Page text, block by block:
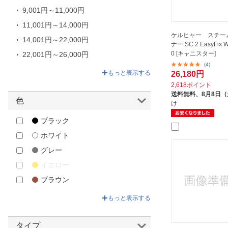
ケルヒャー スチー
ナー SC 2 EasyFix
0 [キャニスター]
(4)
26,180円
2,618ポイント
送料無料、 8月8日
け
蔵王産業｜ZAOH
9,001円～11,000円
11,001円～14,000円
14,001円～22,000円
22,001円～26,000円
もっと表示する
色
ブラック
ホワイト
グレー
イエロー
ブラウン
もっと表示する
タイプ